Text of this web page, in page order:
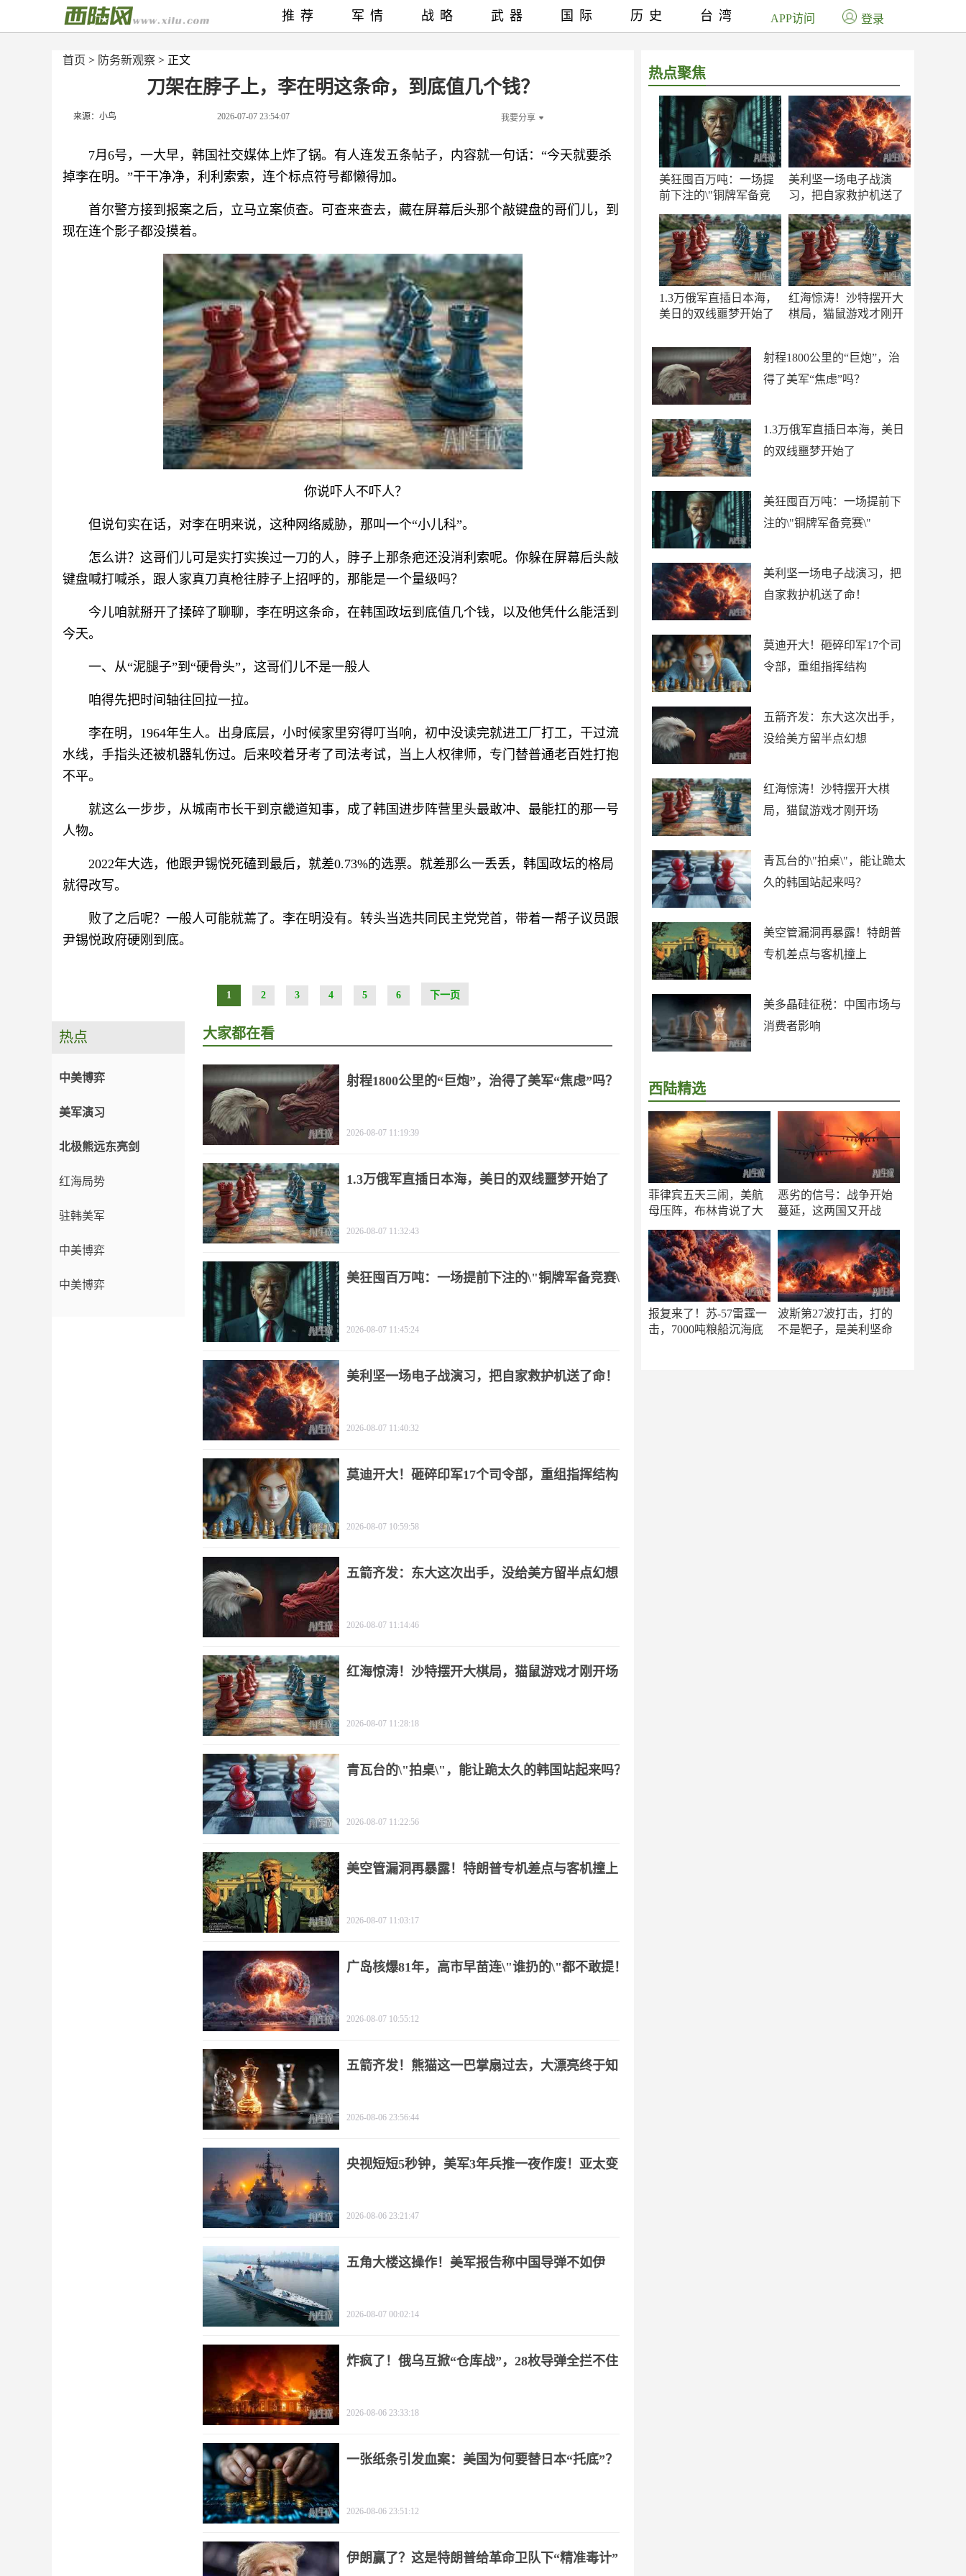
首页 > 防务新观察 > 正文
刀架在脖子上，李在明这条命，到底值几个钱？
来源：小鸟 2026-07-07 23:54:07 我要分享
7月6号，一大早，韩国社交媒体上炸了锅。有人连发五条帖子，内容就一句话：“今天就要杀
掉李在明。”干干净净，利利索索，连个标点符号都懒得加。
首尔警方接到报案之后，立马立案侦查。可查来查去，藏在屏幕后头那个敲键盘的哥们儿，到
现在连个影子都没摸着。
你说吓人不吓人？
但说句实在话，对李在明来说，这种网络威胁，那叫一个“小儿科”。
怎么讲？这哥们儿可是实打实挨过一刀的人，脖子上那条疤还没消利索呢。你躲在屏幕后头敲
键盘喊打喊杀，跟人家真刀真枪往脖子上招呼的，那能是一个量级吗？
今儿咱就掰开了揉碎了聊聊，李在明这条命，在韩国政坛到底值几个钱，以及他凭什么能活到
今天。
一、从“泥腿子”到“硬骨头”，这哥们儿不是一般人
咱得先把时间轴往回拉一拉。
李在明，1964年生人。出身底层，小时候家里穷得叮当响，初中没读完就进工厂打工，干过流
水线，手指头还被机器轧伤过。后来咬着牙考了司法考试，当上人权律师，专门替普通老百姓打抱
不平。
就这么一步步，从城南市长干到京畿道知事，成了韩国进步阵营里头最敢冲、最能扛的那一号
人物。
2022年大选，他跟尹锡悦死磕到最后，就差0.73%的选票。就差那么一丢丢，韩国政坛的格局
就得改写。
败了之后呢？一般人可能就蔫了。李在明没有。转头当选共同民主党党首，带着一帮子议员跟
尹锡悦政府硬刚到底。
1 2 3 4 5 6 下一页
热点聚焦
美狂囤百万吨：一场提
前下注的\"铜牌军备竞
美利坚一场电子战演
习，把自家救护机送了
1.3万俄军直插日本海，
美日的双线噩梦开始了
红海惊涛！沙特摆开大
棋局，猫鼠游戏才刚开
射程1800公里的“巨炮”，治
得了美军“焦虑”吗？
1.3万俄军直插日本海，美日
的双线噩梦开始了
美狂囤百万吨：一场提前下
注的\"铜牌军备竞赛\"
美利坚一场电子战演习，把
自家救护机送了命！
莫迪开大！砸碎印军17个司
令部，重组指挥结构
五箭齐发：东大这次出手，
没给美方留半点幻想
红海惊涛！沙特摆开大棋
局，猫鼠游戏才刚开场
青瓦台的\"拍桌\"，能让跪太
久的韩国站起来吗？
美空管漏洞再暴露！特朗普
专机差点与客机撞上
美多晶硅征税：中国市场与
消费者影响
西陆精选
菲律宾五天三闹，美航
母压阵，布林肯说了大
恶劣的信号：战争开始
蔓延，这两国又开战
报复来了！苏-57雷霆一
击，7000吨粮船沉海底
波斯第27波打击，打的
不是靶子，是美利坚命
推荐 军情 战略 武器 国际 历史 台湾 APP访问 登录
热点
中美博弈
美军演习
北极熊远东亮剑
红海局势
驻韩美军
中美博弈
中美博弈
大家都在看
射程1800公里的“巨炮”，治得了美军“焦虑”吗？
2026-08-07 11:19:39
1.3万俄军直插日本海，美日的双线噩梦开始了
2026-08-07 11:32:43
美狂囤百万吨：一场提前下注的\"铜牌军备竞赛\"
2026-08-07 11:45:24
美利坚一场电子战演习，把自家救护机送了命！
2026-08-07 11:40:32
莫迪开大！砸碎印军17个司令部，重组指挥结构
2026-08-07 10:59:58
五箭齐发：东大这次出手，没给美方留半点幻想
2026-08-07 11:14:46
红海惊涛！沙特摆开大棋局，猫鼠游戏才刚开场
2026-08-07 11:28:18
青瓦台的\"拍桌\"，能让跪太久的韩国站起来吗？
2026-08-07 11:22:56
美空管漏洞再暴露！特朗普专机差点与客机撞上
2026-08-07 11:03:17
广岛核爆81年，高市早苗连\"谁扔的\"都不敢提！
2026-08-07 10:55:12
五箭齐发！熊猫这一巴掌扇过去，大漂亮终于知
2026-08-06 23:56:44
央视短短5秒钟，美军3年兵推一夜作废！亚太变
2026-08-06 23:21:47
五角大楼这操作！美军报告称中国导弹不如伊
2026-08-07 00:02:14
炸疯了！俄乌互掀“仓库战”，28枚导弹全拦不住
2026-08-06 23:33:18
一张纸条引发血案：美国为何要替日本“托底”？
2026-08-06 23:51:12
伊朗赢了？这是特朗普给革命卫队下“精准毒计”